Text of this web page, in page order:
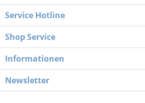
Service Hotline
Shop Service
Informationen
Newsletter